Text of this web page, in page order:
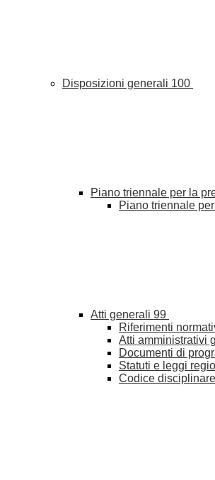
Disposizioni generali 100
Piano triennale per la
Piano triennale
Atti generali 99
Riferimenti
Atti amministrativi
Documenti di
Statuti e leggi
Codice